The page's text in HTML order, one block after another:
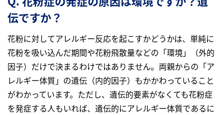
伝ですか？
花粉に対してアレルギー反応を起こすかどうかは、単純に
花粉を吸い込んだ期間や花粉飛散量などの「環境」（外的
因子）だけで決まるわけではありません。両親からの「ア
レルギー体質」の遺伝（内的因子）もかかわっていること
がわかっています。ただし、遺伝的要素がなくても花粉症
を発症する人もいれば、遺伝的にアレルギー体質であるに